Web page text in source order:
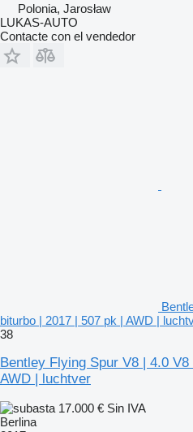
Polonia, Jarosław
LUKAS-AUTO
Contacte con el vendedor
biturbo | 2017 | 507 pk | AWD |
38
Bentley Flying Spur V8 | 4.0
AWD | luchtver
17.000 € Sin IVA
Berlina